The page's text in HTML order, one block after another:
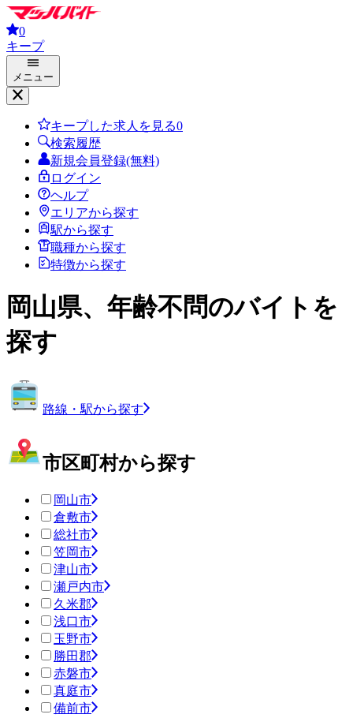
0
キープ
メニュー
キープした求人を見る0
検索履歴
新規会員登録(無料)
ログイン
ヘルプ
エリアから探す
駅から探す
職種から探す
特徴から探す
岡山県、年齢不問のバイトを
探す
路線・駅から探す
市区町村から探す
岡山市
倉敷市
総社市
笠岡市
津山市
瀬戸内市
久米郡
浅口市
玉野市
勝田郡
赤磐市
真庭市
備前市